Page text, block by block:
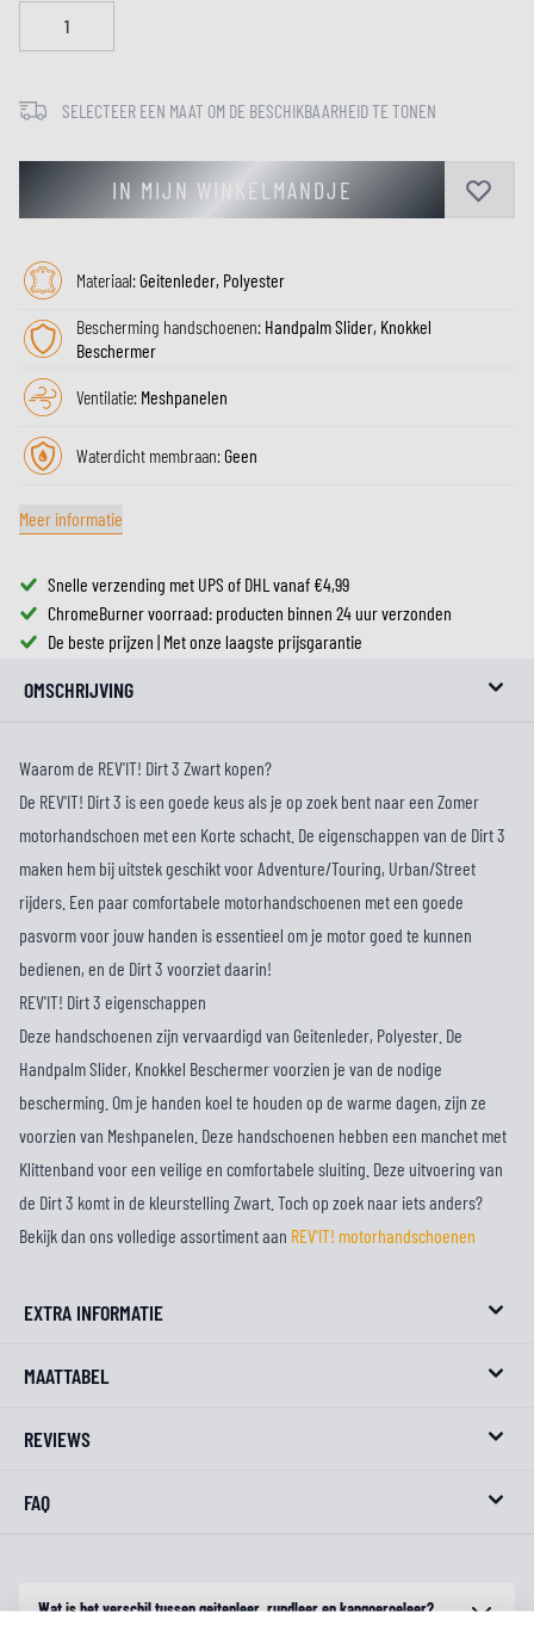
SELECTEER EEN MAAT OM DE BESCHIKBAARHEID TE TONEN
IN MIJN WINKELMANDJE
Materiaal:Geitenleder, Polyester
Bescherming handschoenen: Handpalm Slider, Knokkel
Beschermer
Ventilatie: Meshpanelen
Waterdicht membraan:Geen
Meer informatie
Snelle verzending met UPS of DHL vanaf €4,99
ChromeBurner voorraad: producten binnen 24 uur verzonden
De beste prijzen | Met onze laagste prijsgarantie
OMSCHRIJVING
Waarom de REV'IT! Dirt 3 Zwart kopen?
De REV'IT! Dirt 3 is een goede keus als je op zoek bent naar een Zomer
motorhandschoen met een Korte schacht. De eigenschappen van de Dirt 3
maken hem bij uitstek geschikt voor Adventure/Touring, Urban/Street
rijders. Een paar comfortabele motorhandschoenen met een goede
pasvorm voor jouw handen is essentieel om je motor goed te kunnen
bedienen, en de Dirt 3 voorziet daarin!
REV'IT! Dirt 3 eigenschappen
Deze handschoenen zijn vervaardigd van Geitenleder, Polyester. De
Handpalm Slider, Knokkel Beschermer voorzien je van de nodige
bescherming. Om je handen koel te houden op de warme dagen, zijn ze
voorzien van Meshpanelen. Deze handschoenen hebben een manchet met
Klittenband voor een veilige en comfortabele sluiting. Deze uitvoering van
de Dirt 3 komt in de kleurstelling Zwart. Toch op zoek naar iets anders?
Bekijk dan ons volledige assortiment aan REV'IT! motorhandschoenen
EXTRA INFORMATIE
MAATTABEL
REVIEWS
FAQ
Wat is het verschil tussen geitenleer, rundleer en kangoeroeleer?